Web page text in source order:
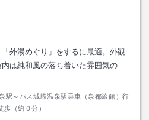
外湯めぐり」をするに最適。外観
は純和風の落ち着いた雰囲気の
駅～バス城崎温泉駅乗車（泉都旅館）行
（約０分）